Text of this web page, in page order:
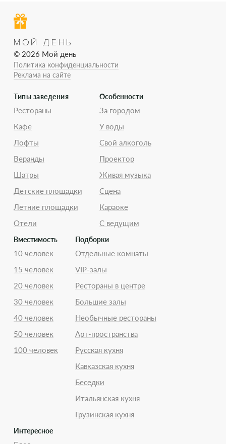
МОЙ ДЕНЬ
© 2026 Мой день
Политика конфиденциальности
Реклама на сайте
Типы заведения
Рестораны
Кафе
Лофты
Веранды
Шатры
Детские площадки
Летние площадки
Отели
Особенности
За городом
У воды
Свой алкоголь
Проектор
Живая музыка
Сцена
Караоке
С ведущим
Вместимость
10 человек
15 человек
20 человек
30 человек
40 человек
50 человек
100 человек
Подборки
Отдельные комнаты
VIP-залы
Рестораны в центре
Большие залы
Необычные рестораны
Арт-пространства
Русская кухня
Кавказская кухня
Беседки
Итальянская кухня
Грузинская кухня
Интересное